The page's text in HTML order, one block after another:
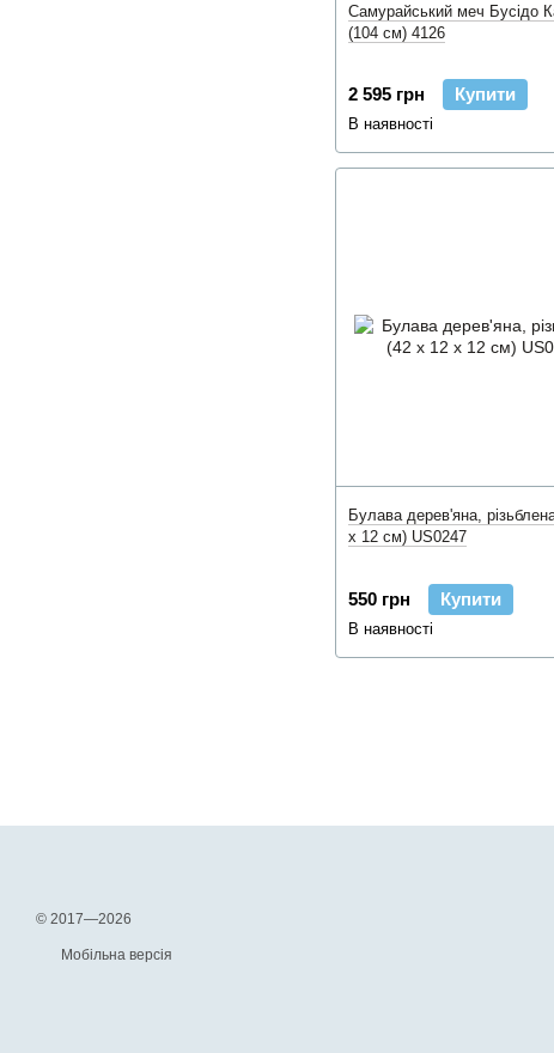
Самурайський меч Бусідо
(104 см) 4126
2 595 грн Купити
В наявності
Булава дерев'яна,
x 12 см) US0247
550 грн Купити
В наявності
© 2017—2026
Мобільна версія